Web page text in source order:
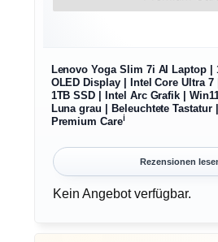
Lenovo Yoga Slim 7i AI Laptop |
OLED Display | Intel Core Ultra 7
1TB SSD | Intel Arc Grafik |
Luna grau | Beleuchtete Tastatur
Premium Careℹ︎
Rezensionen
Kein Angebot verfügbar.